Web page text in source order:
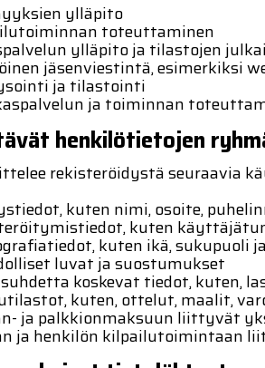
ylläpito
toteuttaminen
ylläpito ja tilastojen
jäsenviestintä, esimerkiksi
ja tilastointi
ja toiminnan
henkilötietojen
rekisteröidystä seuraavia
kuten nimi, osoite,
kuten
kuten ikä, sukupuoli
luvat ja suostumukset
koskevat tiedot, kuten,
kuten, ottelut, maalit,
ja palkkionmaksuun liittyvät
ja henkilön kilpailutoimintaan